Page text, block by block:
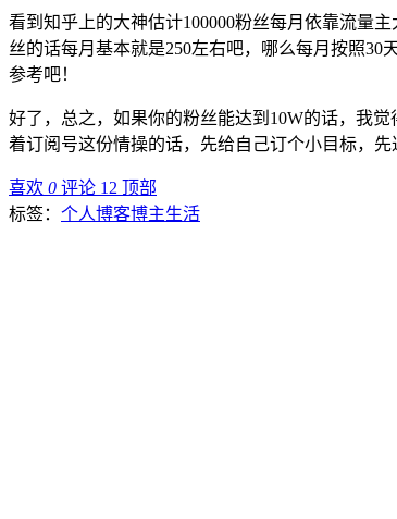
看到知乎上的大神估计100000粉丝每月依靠流量
丝的话每月基本就是250左右吧，哪么每月按照
参考吧！
好了，总之，如果你的粉丝能达到10W的话，我
着订阅号这份情操的话，先给自己订个小目标，先
喜欢 0 评论 12 顶部
标签： 个人博客博主生活